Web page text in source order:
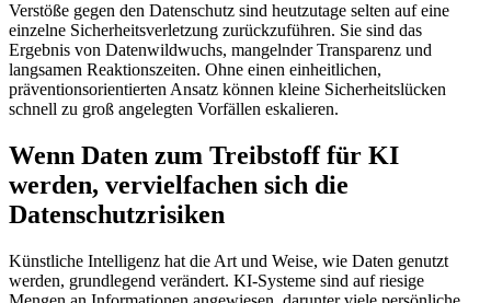
Verstöße gegen den Datenschutz sind heutzutage selten auf eine
einzelne Sicherheitsverletzung zurückzuführen. Sie sind das
Ergebnis von Datenwildwuchs, mangelnder Transparenz und
langsamen Reaktionszeiten. Ohne einen einheitlichen,
präventionsorientierten Ansatz können kleine Sicherheitslücken
schnell zu groß angelegten Vorfällen eskalieren.
Wenn Daten zum Treibstoff für KI
werden, vervielfachen sich die
Datenschutzrisiken
Künstliche Intelligenz hat die Art und Weise, wie Daten genutzt
werden, grundlegend verändert. KI-Systeme sind auf riesige